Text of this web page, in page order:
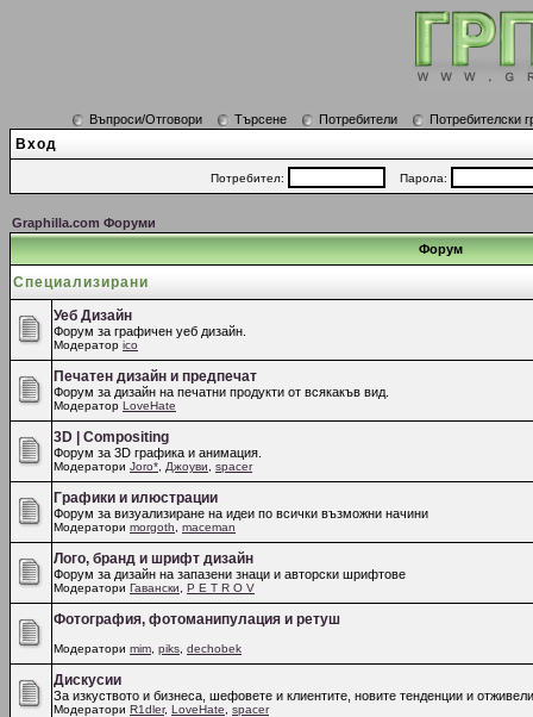
Въпроси/Отговори Търсене Потребители Потребителски
Вход
Потребител: Парола:
Graphilla.com Форуми
Форум
Специализирани
Уеб Дизайн
Форум за графичен уеб дизайн.
Модератор ico
Печатен дизайн и предпечат
Форум за дизайн на печатни продукти от всякакъв вид.
Модератор LoveHate
3D | Compositing
Форум за 3D графика и анимация.
Модератори Joro* Джоуви spacer
Графики и илюстрации
Форум за визуализиране на идеи по всички възможни начини
Модератори morgoth maceman
Лого, бранд и шрифт дизайн
Форум за дизайн на запазени знаци и авторски шрифтове
Модератори Гавански P E T R O V
Фотография, фотоманипулация и ретуш
Модератори mim piks dechobek
Дискусии
За изкуството и бизнеса, шефовете и клиентите, новите тенденции и
Модератори R1dler, LoveHate spacer